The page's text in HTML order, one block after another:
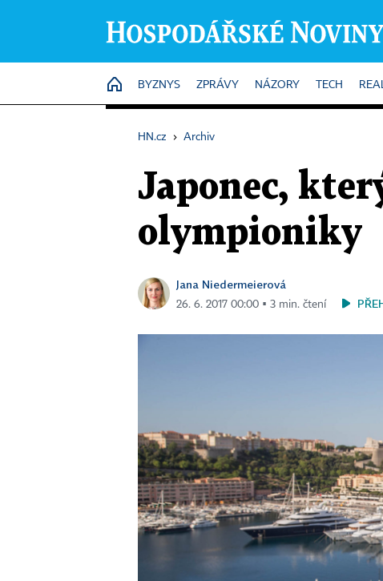
HOME
BYZNYS ZPRÁVY NÁZORY TECH
HN.cz › Archiv
Japonec,
olympioniky
Jana Niedermeierová
26. 6. 2017 00:00 ▪ 3 min. čtení